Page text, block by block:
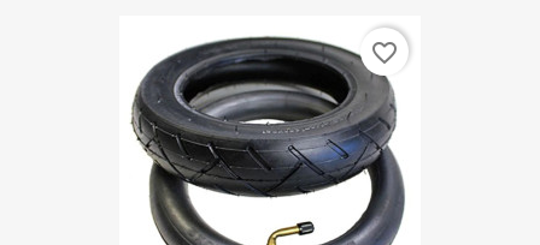
favorite_border